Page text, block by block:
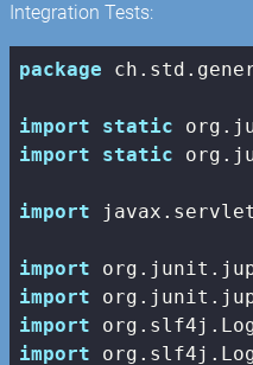
Integration Tests:
package
import
static
import
static
import
import
import
import
import